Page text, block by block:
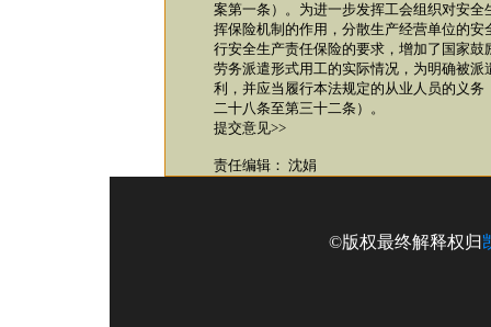
案第一条）。为进一步发挥工会组织对安
挥保险机制的作用，分散生产经营单位的
行安全生产责任保险的要求，增加了国家
劳务派遣形式用工的实际情况，为明确被
利，并应当履行本法规定的从业人员的义
二十八条至第三十二条）。
提交意见>>
责任编辑： 沈娟
©版权最终解释权归